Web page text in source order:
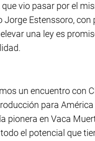
vio pasar por el
Jorge Estenssoro,
una ley es
un encuentro con
para
pionera en Vaca
todo el potencial que